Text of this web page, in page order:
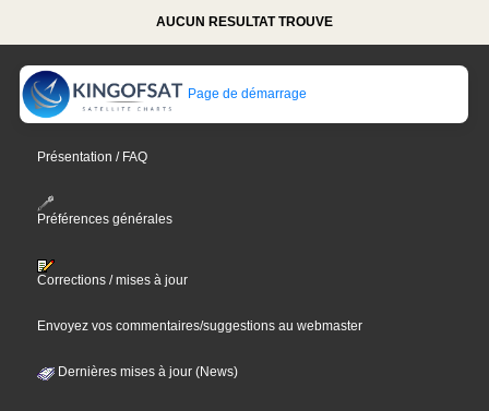
AUCUN RESULTAT TROUVE
Page de démarrage
Présentation / FAQ
Préférences générales
Corrections / mises à jour
Envoyez vos commentaires/suggestions au webmaster
Dernières mises à jour (News)